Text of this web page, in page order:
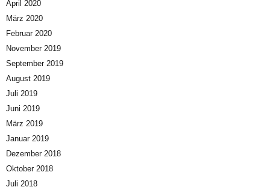
April 2020
März 2020
Februar 2020
November 2019
September 2019
August 2019
Juli 2019
Juni 2019
März 2019
Januar 2019
Dezember 2018
Oktober 2018
Juli 2018